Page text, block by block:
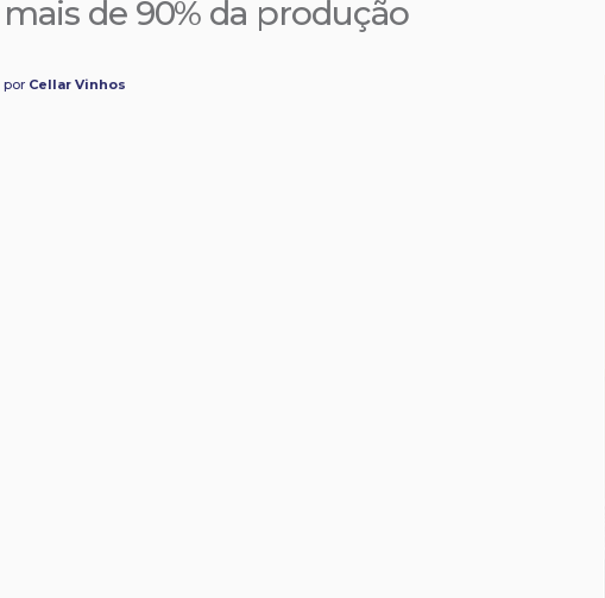
mais de 90% da produção
por Cellar Vinhos